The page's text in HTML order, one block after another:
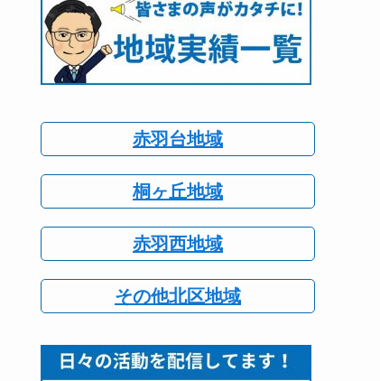
赤羽台地域
桐ヶ丘地域
赤羽西地域
その他北区地域